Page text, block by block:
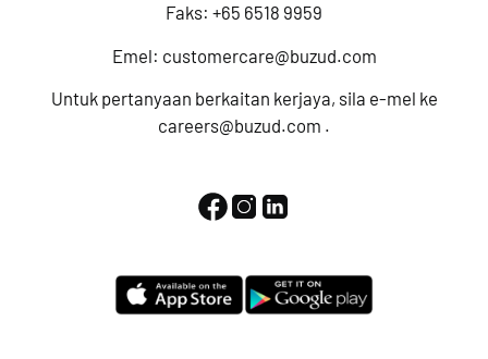
Faks: +65 6518 9959
Emel: customercare@buzud.com
Untuk pertanyaan berkaitan kerjaya, sila e-mel ke
careers@buzud.com .